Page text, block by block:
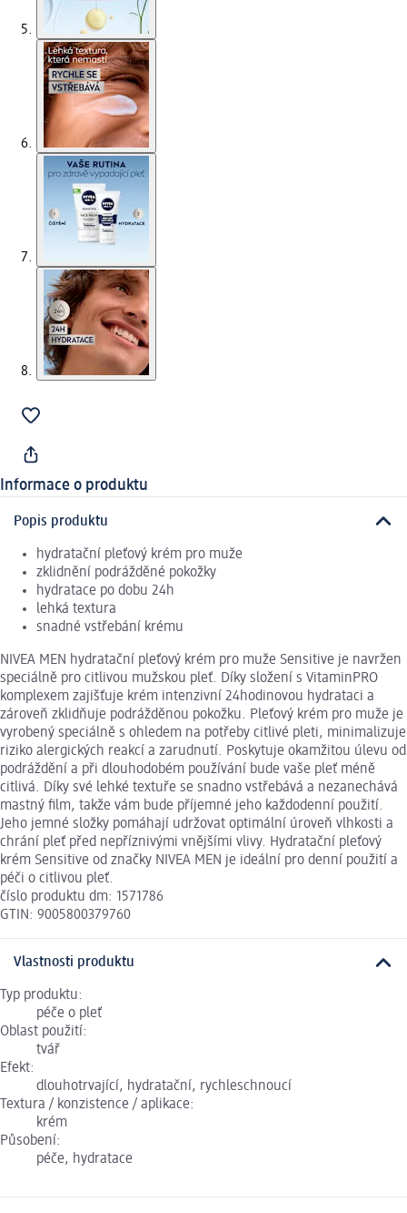
Informace o produktu
Popis produktu
hydratační pleťový krém pro muže
zklidnění podrážděné pokožky
hydratace po dobu 24h
lehká textura
snadné vstřebání krému
NIVEA MEN hydratační pleťový krém pro muže Sensitive je navržen
speciálně pro citlivou mužskou pleť. Díky složení s VitaminPRO
komplexem zajišťuje krém intenzivní 24hodinovou hydrataci a
zároveň zklidňuje podrážděnou pokožku. Pleťový krém pro muže je
vyrobený speciálně s ohledem na potřeby citlivé pleti, minimalizuje
riziko alergických reakcí a zarudnutí. Poskytuje okamžitou úlevu od
podráždění a při dlouhodobém používání bude vaše pleť méně
citlivá. Díky své lehké textuře se snadno vstřebává a nezanechává
mastný film, takže vám bude příjemné jeho každodenní použití.
Jeho jemné složky pomáhají udržovat optimální úroveň vlhkosti a
chrání pleť před nepříznivými vnějšími vlivy. Hydratační pleťový
krém Sensitive od značky NIVEA MEN je ideální pro denní použití a
péči o citlivou pleť.
číslo produktu dm: 1571786
GTIN: 9005800379760
Vlastnosti produktu
Typ produktu:
péče o pleť
Oblast použití:
tvář
Efekt:
dlouhotrvající, hydratační, rychleschnoucí
Textura / konzistence / aplikace:
krém
Působení:
péče, hydratace